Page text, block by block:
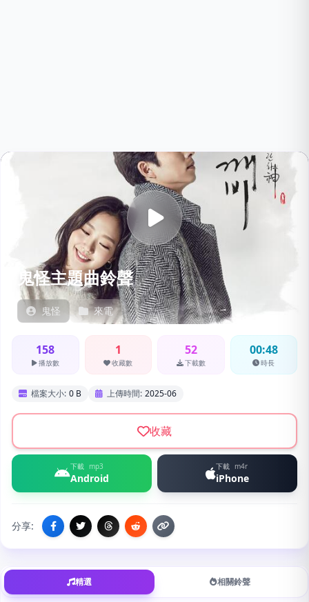
鬼怪主題曲鈴聲
鬼怪 來電
158
播放數
1
收藏數
52
下載數
00:48
時長
檔案大小: 0 B 上傳時間: 2025-06
收藏
下載 mp3
Android
下載 m4r
iPhone
分享:
精選 相關鈴聲